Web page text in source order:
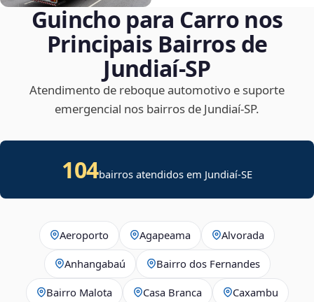
Guincho para Carro nos
Principais Bairros de
Jundiaí‑SP
Atendimento de reboque automotivo e suporte
emergencial nos bairros de Jundiaí‑SP.
104bairros atendidos em Jundiaí-SE
Aeroporto Agapeama Alvorada
Anhangabaú Bairro dos Fernandes
Bairro Malota Casa Branca Caxambu